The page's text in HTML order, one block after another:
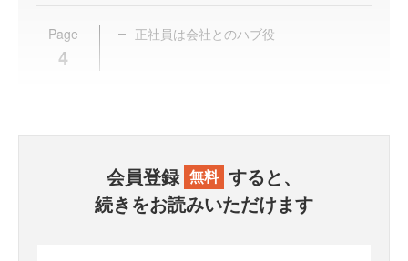
Page
4
正社員は会社とのハブ役
会員登録 無料 すると、
続きをお読みいただけます